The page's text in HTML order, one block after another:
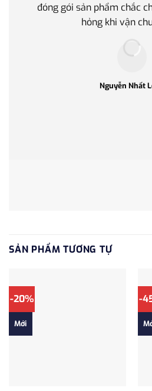
đóng gói sản phẩm chắc
hỏng khi vận
Nguyễn Nhất
SẢN PHẨM TƯƠNG TỰ
-20%
Mới
-